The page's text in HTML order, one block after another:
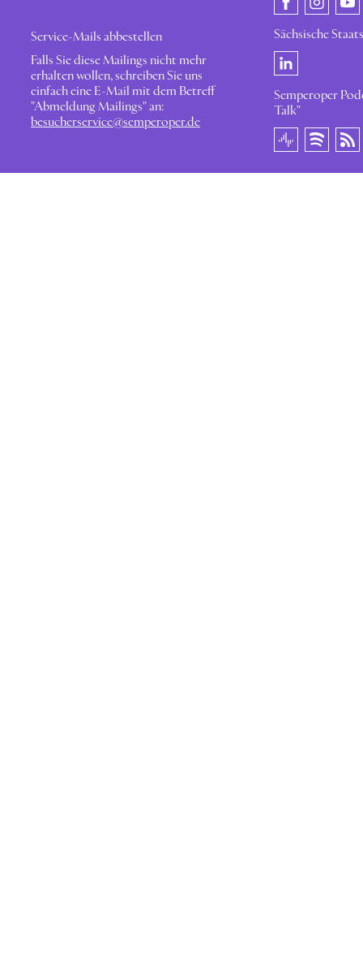
Service-Mails abbestellen
Falls Sie diese Mailings nicht mehr
erhalten wollen, schreiben Sie uns
einfach eine E-Mail mit dem Betreff
"Abmeldung Mailings" an:
besucherservice@semperoper.de
Sächsische
Semperoper
Talk"